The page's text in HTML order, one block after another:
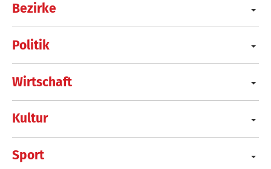
Bezirke
Politik
Wirtschaft
Kultur
Sport